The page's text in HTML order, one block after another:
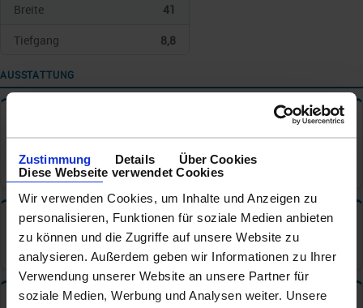
Zustimmung Details
Über Cookies
Diese Webseite verwendet Cookies
Wir verwenden Cookies, um Inhalte und Anzeigen zu
personalisieren, Funktionen für soziale Medien anbieten
zu können und die Zugriffe auf unsere Website zu
analysieren. Außerdem geben wir Informationen zu Ihrer
Verwendung unserer Website an unsere Partner für
soziale Medien, Werbung und Analysen weiter. Unsere
Breite
41
Tiefgang
8,8
AUSSTATTUNG
Reisepass
✦Tischzeiten
Hauptrestaurant: Feste Tischzeit
✦Bars und Cafe s